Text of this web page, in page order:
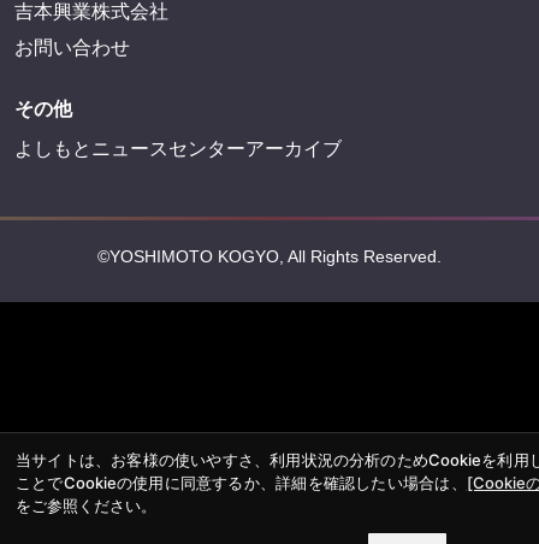
吉本興業株式会社
お問い合わせ
その他
よしもとニュースセンターアーカイブ
©YOSHIMOTO KOGYO, All Rights Reserved.
当サイトは、お客様の使いやすさ、利用状況の分析のためCookieを利用
ことでCookieの使用に同意するか、詳細を確認したい場合は、 [Cookie
をご参照ください。